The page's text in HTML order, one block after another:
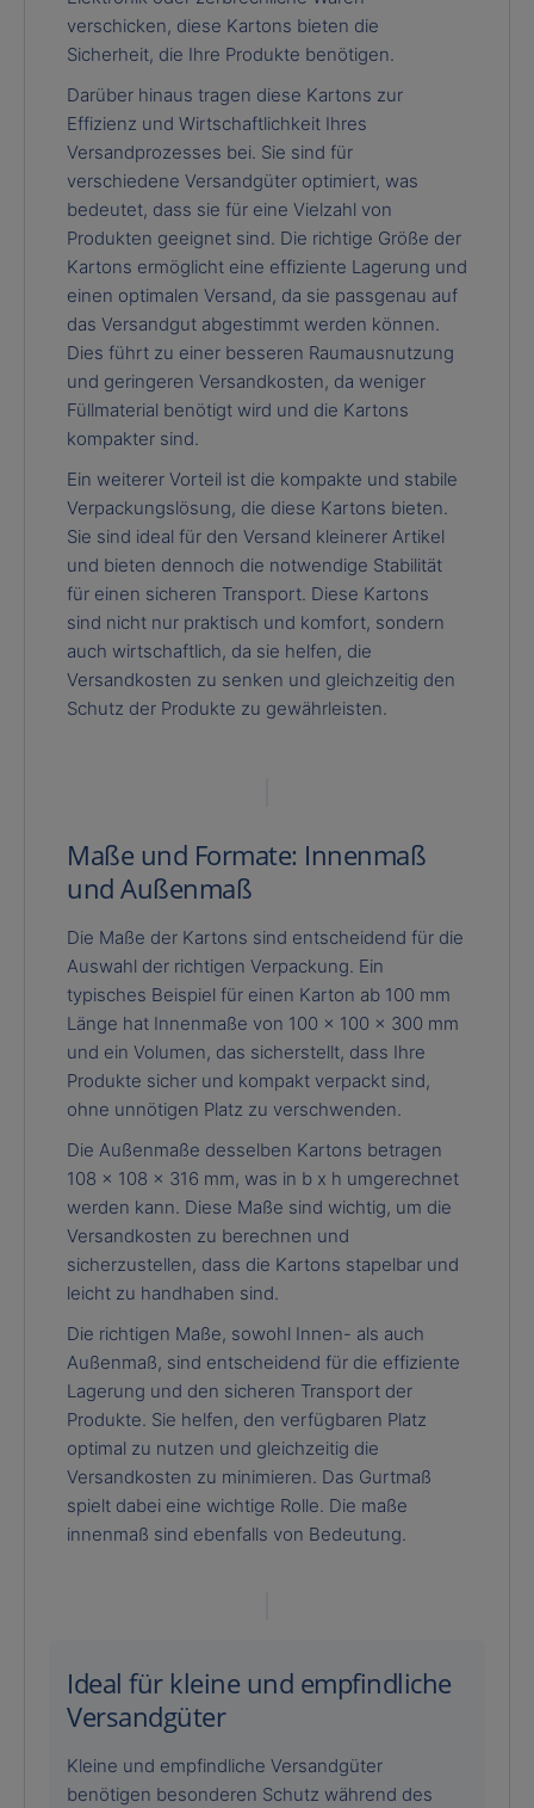
verschicken, diese Kartons bieten die
Sicherheit, die Ihre Produkte benötigen.
Darüber hinaus tragen diese Kartons zur
Effizienz und Wirtschaftlichkeit Ihres
Versandprozesses bei. Sie sind für
verschiedene Versandgüter optimiert, was
bedeutet, dass sie für eine Vielzahl von
Produkten geeignet sind. Die richtige Größe der
Kartons ermöglicht eine effiziente Lagerung und
einen optimalen Versand, da sie passgenau auf
das Versandgut abgestimmt werden können.
Dies führt zu einer besseren Raumausnutzung
und geringeren Versandkosten, da weniger
Füllmaterial benötigt wird und die Kartons
kompakter sind.
Ein weiterer Vorteil ist die kompakte und stabile
Verpackungslösung, die diese Kartons bieten.
Sie sind ideal für den Versand kleinerer Artikel
und bieten dennoch die notwendige Stabilität
für einen sicheren Transport. Diese Kartons
sind nicht nur praktisch und komfort, sondern
auch wirtschaftlich, da sie helfen, die
Versandkosten zu senken und gleichzeitig den
Schutz der Produkte zu gewährleisten.
Maße und Formate: Innenmaß
und Außenmaß
Die Maße der Kartons sind entscheidend für die
Auswahl der richtigen Verpackung. Ein
typisches Beispiel für einen Karton ab 100 mm
Länge hat Innenmaße von 100 x 100 x 300 mm
und ein Volumen, das sicherstellt, dass Ihre
Produkte sicher und kompakt verpackt sind,
ohne unnötigen Platz zu verschwenden.
Die Außenmaße desselben Kartons betragen
108 x 108 x 316 mm, was in b x h umgerechnet
werden kann. Diese Maße sind wichtig, um die
Versandkosten zu berechnen und
sicherzustellen, dass die Kartons stapelbar und
leicht zu handhaben sind.
Die richtigen Maße, sowohl Innen- als auch
Außenmaß, sind entscheidend für die effiziente
Lagerung und den sicheren Transport der
Produkte. Sie helfen, den verfügbaren Platz
optimal zu nutzen und gleichzeitig die
Versandkosten zu minimieren. Das Gurtmaß
spielt dabei eine wichtige Rolle. Die maße
innenmaß sind ebenfalls von Bedeutung.
Ideal für kleine und empfindliche
Versandgüter
Kleine und empfindliche Versandgüter
benötigen besonderen Schutz während des